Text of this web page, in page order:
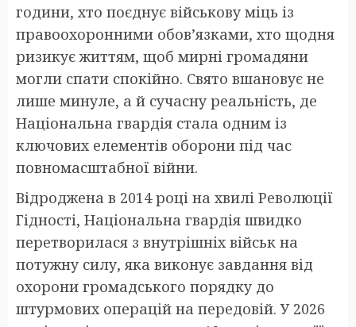
години, хто поєднує військову міць із
правоохоронними обов’язками, хто щодня
ризикує життям, щоб мирні громадяни
могли спати спокійно. Свято вшановує не
лише минуле, а й сучасну реальність, де
Національна гвардія стала одним із
ключових елементів оборони під час
повномасштабної війни.
Відроджена в 2014 році на хвилі Революції
Гідності, Національна гвардія швидко
перетворилася з внутрішніх військ на
потужну силу, яка виконує завдання від
охорони громадського порядку до
штурмових операцій на передовій. У 2026